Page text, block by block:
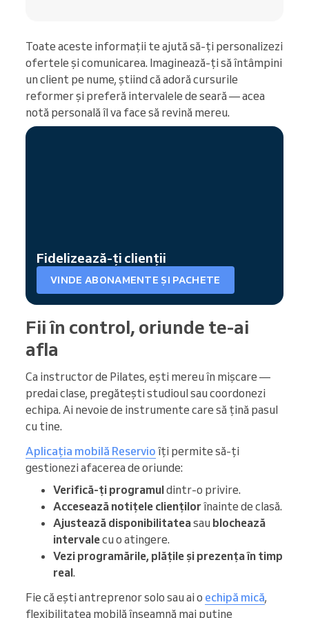
Toate aceste informații te ajută să-ți personalizezi
ofertele și comunicarea. Imaginează-ți să întâmpini
un client pe nume, știind că adoră cursurile
reformer și preferă intervalele de seară — acea
notă personală îl va face să revină mereu.
Fidelizează-ți clienții
VINDE ABONAMENTE ȘI PACHETE
Fii în control, oriunde te-ai
afla
Ca instructor de Pilates, ești mereu în mișcare —
predai clase, pregătești studioul sau coordonezi
echipa. Ai nevoie de instrumente care să țină pasul
cu tine.
Aplicația mobilă Reservio îți permite să-ți
gestionezi afacerea de oriunde:
Verifică-ți programuldintr-o privire.
Accesează notițele cliențilorînainte de clasă.
Ajustează disponibilitateasau blochează
intervalecu o atingere.
Vezi programările, plățile și prezența în timp
real.
Fie că ești antreprenor solo sau ai o echipă mică,
flexibilitatea mobilă înseamnă mai puține